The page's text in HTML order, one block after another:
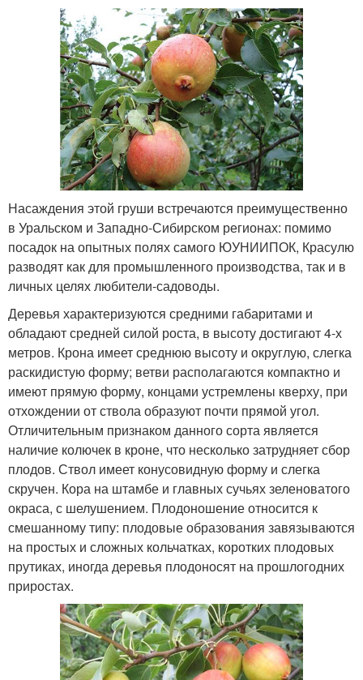
Насаждения этой груши встречаются преимущественно
в Уральском и Западно-Сибирском регионах: помимо
посадок на опытных полях самого ЮУНИИПОК, Красулю
разводят как для промышленного производства, так и в
личных целях любители-садоводы.
Деревья характеризуются средними габаритами и
обладают средней силой роста, в высоту достигают 4-х
метров. Крона имеет среднюю высоту и округлую, слегка
раскидистую форму; ветви располагаются компактно и
имеют прямую форму, концами устремлены кверху, при
отхождении от ствола образуют почти прямой угол.
Отличительным признаком данного сорта является
наличие колючек в кроне, что несколько затрудняет сбор
плодов. Ствол имеет конусовидную форму и слегка
скручен. Кора на штамбе и главных сучьях зеленоватого
окраса, с шелушением. Плодоношение относится к
смешанному типу: плодовые образования завязываются
на простых и сложных кольчатках, коротких плодовых
прутиках, иногда деревья плодоносят на прошлогодних
приростах.